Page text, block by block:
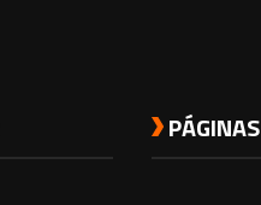
PÁGINAS